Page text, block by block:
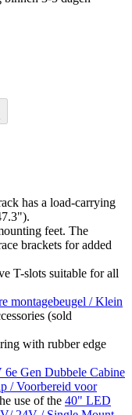
has a load-carrying
feet. The
brackets for added
T-slots suitable for all
montagebeugel / Klein
(sold
with rubber edge
Gen Dubbele Cabine
/ Voorbereid voor
use of the 40" LED